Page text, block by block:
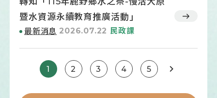
暨水資源永續教育推廣活動」
最新消息 2026.07.22 民政課
1 2 3 4 5